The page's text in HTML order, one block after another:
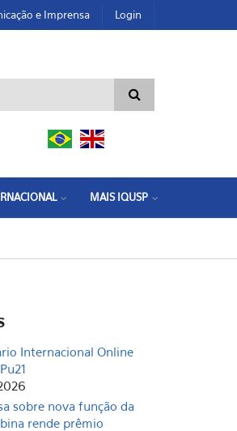
e Imprensa Login
busca
MAIS IQUSP
Internacional Online
sobre nova função da
rende prêmio